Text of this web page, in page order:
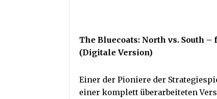
The Bluecoats: North vs. South
(Digitale Version)
Einer der Pioniere der
einer komplett überarbeiteten